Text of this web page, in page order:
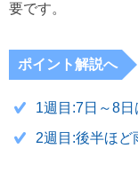
要です。
ポイント解説へ
1週目:7日～8
2週目:後半ほ